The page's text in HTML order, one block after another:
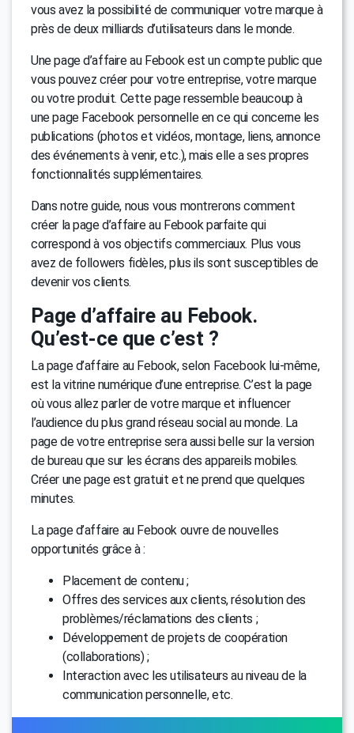
vous avez la possibilité de communiquer votre marque à
près de deux milliards d’utilisateurs dans le monde.
Une page d’affaire au Febook est un compte public que
vous pouvez créer pour votre entreprise, votre marque
ou votre produit. Cette page ressemble beaucoup à
une page Facebook personnelle en ce qui concerne les
publications (photos et vidéos, montage, liens, annonce
des événements à venir, etc.), mais elle a ses propres
fonctionnalités supplémentaires.
Dans notre guide, nous vous montrerons comment
créer la page d’affaire au Febook parfaite qui
correspond à vos objectifs commerciaux. Plus vous
avez de followers fidèles, plus ils sont susceptibles de
devenir vos clients.
Page d’affaire au Febook.
Qu’est-ce que c’est ?
La page d’affaire au Febook, selon Facebook lui-même,
est la vitrine numérique d’une entreprise. C’est la page
où vous allez parler de votre marque et influencer
l’audience du plus grand réseau social au monde. La
page de votre entreprise sera aussi belle sur la version
de bureau que sur les écrans des appareils mobiles.
Créer une page est gratuit et ne prend que quelques
minutes.
La page d’affaire au Febook ouvre de nouvelles
opportunités grâce à :
Placement de contenu ;
Offres des services aux clients, résolution des
problèmes/réclamations des clients ;
Développement de projets de coopération
(collaborations) ;
Interaction avec les utilisateurs au niveau de la
communication personnelle, etc.